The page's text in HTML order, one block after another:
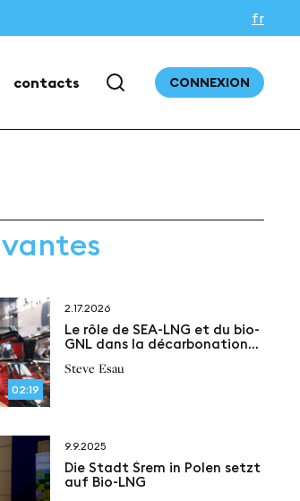
fr
contacts CONNEXION
02:19
2.17.2026
Le rôle de SEA-LNG et du bio-
GNL dans la décarbonation
Steve Esau
9.9.2025
Die Stadt Śrem in Polen setzt
auf Bio-LNG